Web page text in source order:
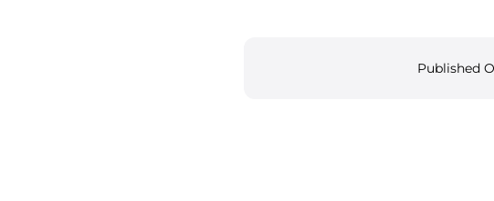
Published